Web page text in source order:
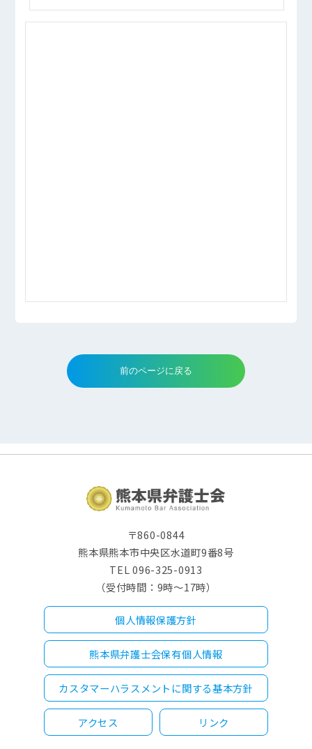
〒860-0844
熊本県熊本市中央区水道町9番8号
TEL 096-325-0913
（受付時間：9時～17時）
個人情報保護方針
熊本県弁護士会保有個人情報
カスタマーハラスメントに関する基本方針
アクセス リンク